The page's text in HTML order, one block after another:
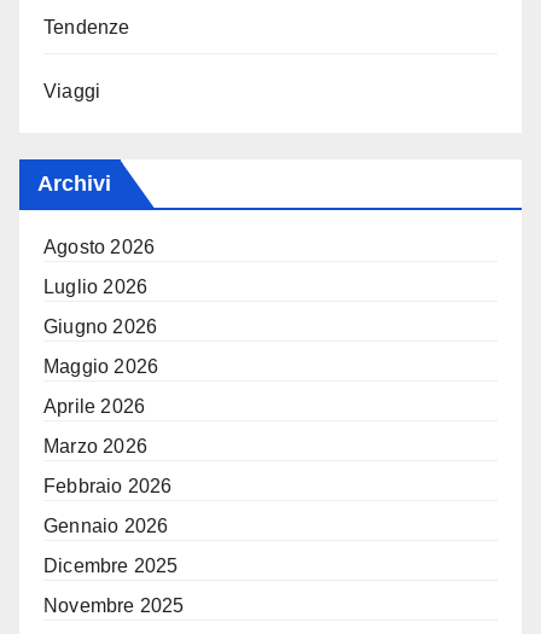
Tendenze
Viaggi
Archivi
Agosto 2026
Luglio 2026
Giugno 2026
Maggio 2026
Aprile 2026
Marzo 2026
Febbraio 2026
Gennaio 2026
Dicembre 2025
Novembre 2025